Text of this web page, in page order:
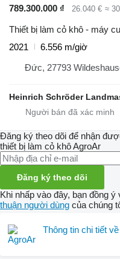
789.300.000 ₫
26.040 € ≈
Thiết bị làm cỏ khô - máy
2021
6.556 m/giờ
Đức, 27793
Heinrich Schröder
Đăng ký theo dõi để nhận
thiết bị làm cỏ khôAgroAr
Đăng ký theo dõi
Khi nhấp vào đây, bạn đồng ý
thuận người dùng của chúng
Thông tin chi tiết